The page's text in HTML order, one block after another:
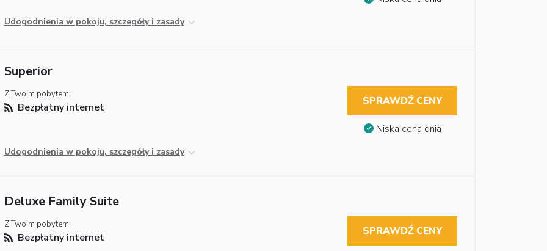
Udogodnienia w pokoju, szczegóły i zasady
Superior
Z Twoim pobytem:
Bezpłatny internet
Udogodnienia w pokoju, szczegóły i zasady
SPRAWDŹ CENY
Niska cena dnia
Deluxe Family Suite
Z Twoim pobytem:
Bezpłatny internet SPRAWDŹ CENY